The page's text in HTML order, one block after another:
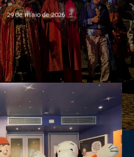
29 de maio de 2026